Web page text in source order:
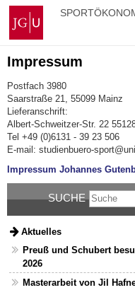
Zum
Inhalt
springen
Johannes
Gutenberg-
Universität
Mainz
Impressum
Postfach 3980
Saarstraße 21, 55099 Mainz
Lieferanschrift:
Albert-Schweitzer-Str. 22
Tel +49 (0)6131 - 39 23 506
E-mail: studienbuero-
Impressum Johannes
SUCHE
Aktuelles
Preuß und Schubert
2026
Masterarbeit von Jil